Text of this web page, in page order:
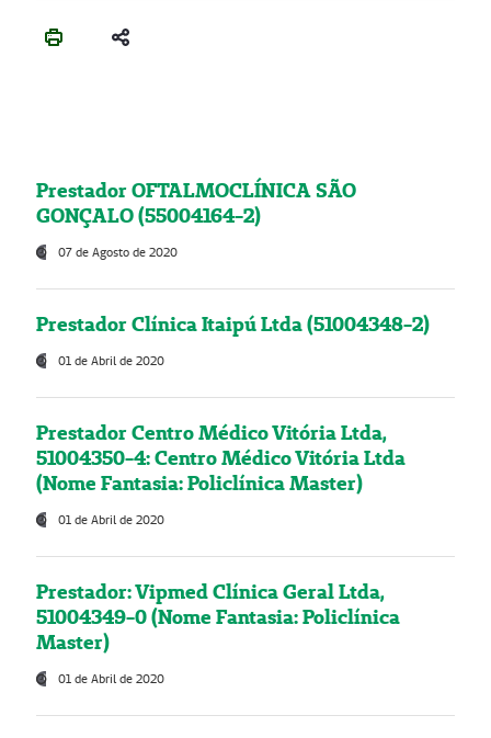
Prestador OFTALMOCLÍNICA SÃO
GONÇALO (55004164-2)
07 de Agosto de 2020
Prestador Clínica Itaipú Ltda (51004348-2)
01 de Abril de 2020
Prestador Centro Médico Vitória Ltda,
51004350-4: Centro Médico Vitória Ltda
(Nome Fantasia: Policlínica Master)
01 de Abril de 2020
Prestador: Vipmed Clínica Geral Ltda,
51004349-0 (Nome Fantasia: Policlínica
Master)
01 de Abril de 2020